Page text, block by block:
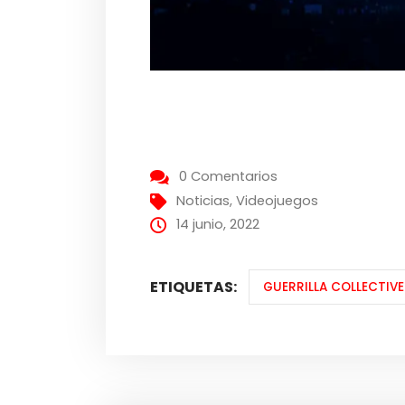
0 Comentarios
Noticias,Videojuegos
14 junio, 2022
ETIQUETAS: GUERRILLA